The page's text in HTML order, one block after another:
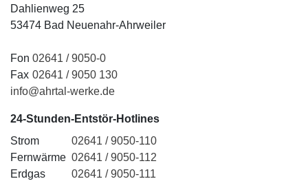
Dahlienweg 25
53474 Bad Neuenahr-Ahrweiler
Fon 02641 / 9050-0
Fax 02641 / 9050 130
info@ahrtal-werke.de
24-Stunden-Entstör-Hotlines
Strom
02641 / 9050-110
Fernwärme 02641 / 9050-112
Erdgas
02641 / 9050-111